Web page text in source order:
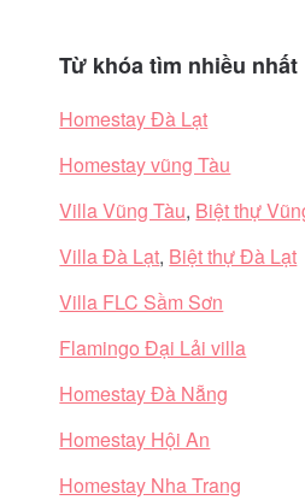
Từ khóa tìm nhiều nhất
Homestay Đà Lạt
Homestay vũng Tàu
Villa Vũng Tàu, Biệt thự
Villa Đà Lạt, Biệt thự Đà Lạt
Villa FLC Sầm Sơn
Flamingo Đại Lải villa
Homestay Đà Nẵng
Homestay Hội An
Homestay Nha Trang